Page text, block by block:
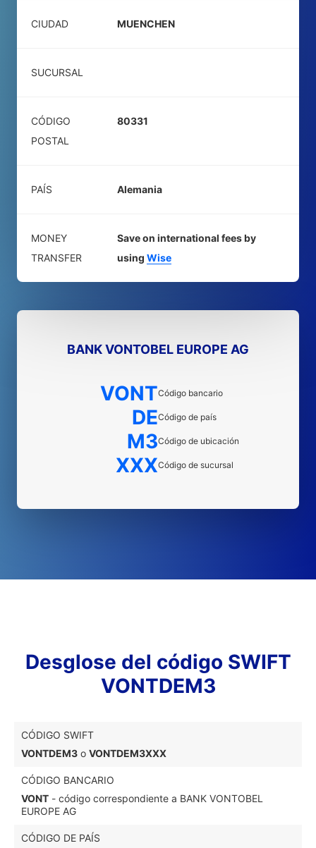
CIUDAD MUENCHEN
SUCURSAL
CÓDIGO
POSTAL
80331
PAÍS Alemania
MONEY
TRANSFER
Save on international fees by
using Wise
BANK VONTOBEL EUROPE AG
VONTCódigo bancario
DECódigo de país
M3Código de ubicación
XXXCódigo de sucursal
Desglose del código SWIFT
VONTDEM3
CÓDIGO SWIFT
VONTDEM3 o VONTDEM3XXX
CÓDIGO BANCARIO
VONT - código correspondiente a BANK VONTOBEL
EUROPE AG
CÓDIGO DE PAÍS